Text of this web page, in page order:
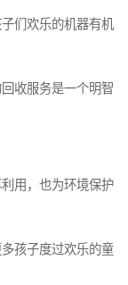
们欢乐的机器有机
收服务是一个明智
用，也为环境保护
孩子度过欢乐的童